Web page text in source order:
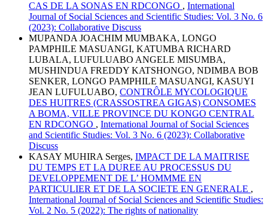
CAS DE LA SONAS EN RDCONGO , International
Journal of Social Sciences and Scientific Studies: Vol. 3 No. 6
(2023): Collaborative Discuss
MUPANDA JOACHIM MUMBAKA, LONGO
PAMPHILE MASUANGI, KATUMBA RICHARD
LUBALA, LUFULUABO ANGELE MISUMBA,
MUSHINDUA FREDDY KATSHONGO, NDIMBA BOB
SENKER, LONGO PAMPHILE MASUANGI, KASUYI
JEAN LUFULUABO, CONTRÔLE MYCOLOGIQUE
DES HUITRES (CRASSOSTREA GIGAS) CONSOMES
A BOMA, VILLE PROVINCE DU KONGO CENTRAL
EN RDCONGO , International Journal of Social Sciences
and Scientific Studies: Vol. 3 No. 6 (2023): Collaborative
Discuss
KASAY MUHIRA Serges, IMPACT DE LA MAITRISE
DU TEMPS ET LA DUREE AU PROCESSUS DU
DEVELOPPEMENT DE L’ HOMMME EN
PARTICULIER ET DE LA SOCIETE EN GENERALE ,
International Journal of Social Sciences and Scientific Studies:
Vol. 2 No. 5 (2022): The rights of nationality